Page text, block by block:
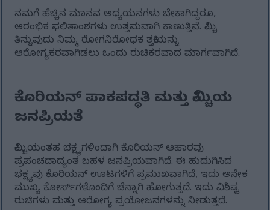
ನಮಗೆ ಹೆಚ್ಚಿನ ಮಾನವ ಅಧ್ಯಯನಗಳು ಬೇಕಾಗಿದ್ದರೂ,
ಆರಂಭಿಕ ಫಲಿತಾಂಶಗಳು ಉತ್ತಮವಾಗಿ ಕಾಣುತ್ತಿವೆ. ಕಿಮ್ಚಿ
ತಿನ್ನುವುದು ನಿಮ್ಮ ರೋಗನಿರೋಧಕ ಶಕ್ತಿಯನ್ನು
ಆರೋಗ್ಯಕರವಾಗಿಡಲು ಒಂದು ರುಚಿಕರವಾದ ಮಾರ್ಗವಾಗಿದೆ.
ಕೊರಿಯನ್ ಪಾಕಪದ್ಧತಿ ಮತ್ತು ಕಿಮ್ಚಿಯ
ಜನಪ್ರಿಯತೆ
ಕಿಮ್ಚಿಯಂತಹ ಭಕ್ಷ್ಯಗಳಿಂದಾಗಿ ಕೊರಿಯನ್ ಆಹಾರವು
ಪ್ರಪಂಚದಾದ್ಯಂತ ಬಹಳ ಜನಪ್ರಿಯವಾಗಿದೆ. ಈ ಹುದುಗಿಸಿದ
ಭಕ್ಷ್ಯವು ಕೊರಿಯನ್ ಊಟಗಳಿಗೆ ಪ್ರಮುಖವಾಗಿದೆ, ಇದು ಅನೇಕ
ಮುಖ್ಯ ಕೋರ್ಸ್‌ಗಳೊಂದಿಗೆ ಚೆನ್ನಾಗಿ ಹೋಗುತ್ತದೆ. ಇದು ವಿಶಿಷ್ಟ
ರುಚಿಗಳು ಮತ್ತು ಆರೋಗ್ಯ ಪ್ರಯೋಜನಗಳನ್ನು ನೀಡುತ್ತದೆ.